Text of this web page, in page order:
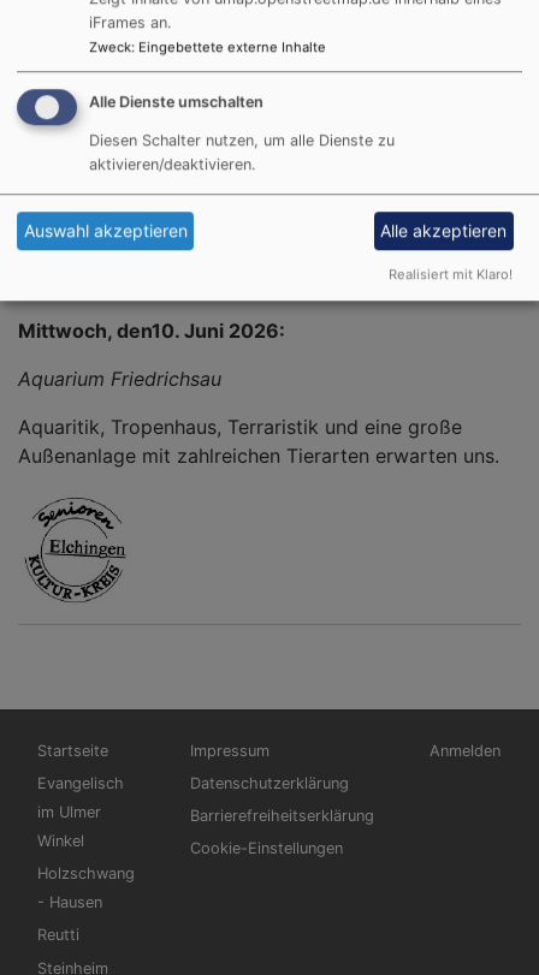
prunkvolle barocke Anlage, Bibliotheksaal und Kirche.
Mittwoch den 13.Mai 2026:
Tages- Ausflug mit „der Schwäbischen Alb-Bahn“
Mittwoch, den10. Juni 2026:
Aquarium Friedrichsau
Aquaritik, Tropenhaus, Terraristik und eine große
Außenanlage mit zahlreichen Tierarten erwarten uns.
Hauptnavigation
Startseite
Evangelisch
im Ulmer
Winkel
Holzschwang
- Hausen
Reutti
Steinheim
Fußbereichsmenü
Impressum
Datenschutzerklärung
Barrierefreiheitserklärung
Cookie-Einstellungen
Anmelden
iFrames an.
Zweck: Eingebettete externe Inhalte
Alle Dienste umschalten
Diesen Schalter nutzen, um alle Dienste zu
aktivieren/deaktivieren.
Auswahl akzeptieren Alle akzeptieren
Realisiert mit Klaro!